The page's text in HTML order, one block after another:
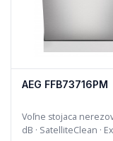
AEG FFB73716PM
Voľne stojaca